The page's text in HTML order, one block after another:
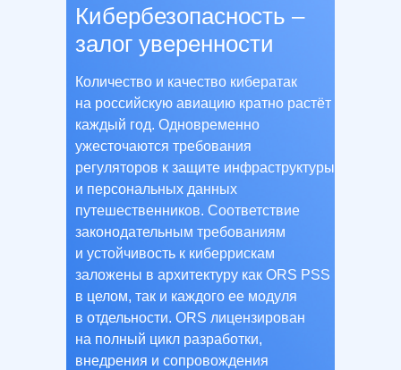
Кибербезопасность –
залог уверенности
Количество и качество кибератак
на российскую авиацию кратно растёт
каждый год. Одновременно
ужесточаются требования
регуляторов к защите инфраструктуры
и персональных данных
путешественников. Соответствие
законодательным требованиям
и устойчивость к киберрискам
заложены в архитектуру как ORS PSS
в целом, так и каждого ее модуля
в отдельности. ORS лицензирован
на полный цикл разработки,
внедрения и сопровождения